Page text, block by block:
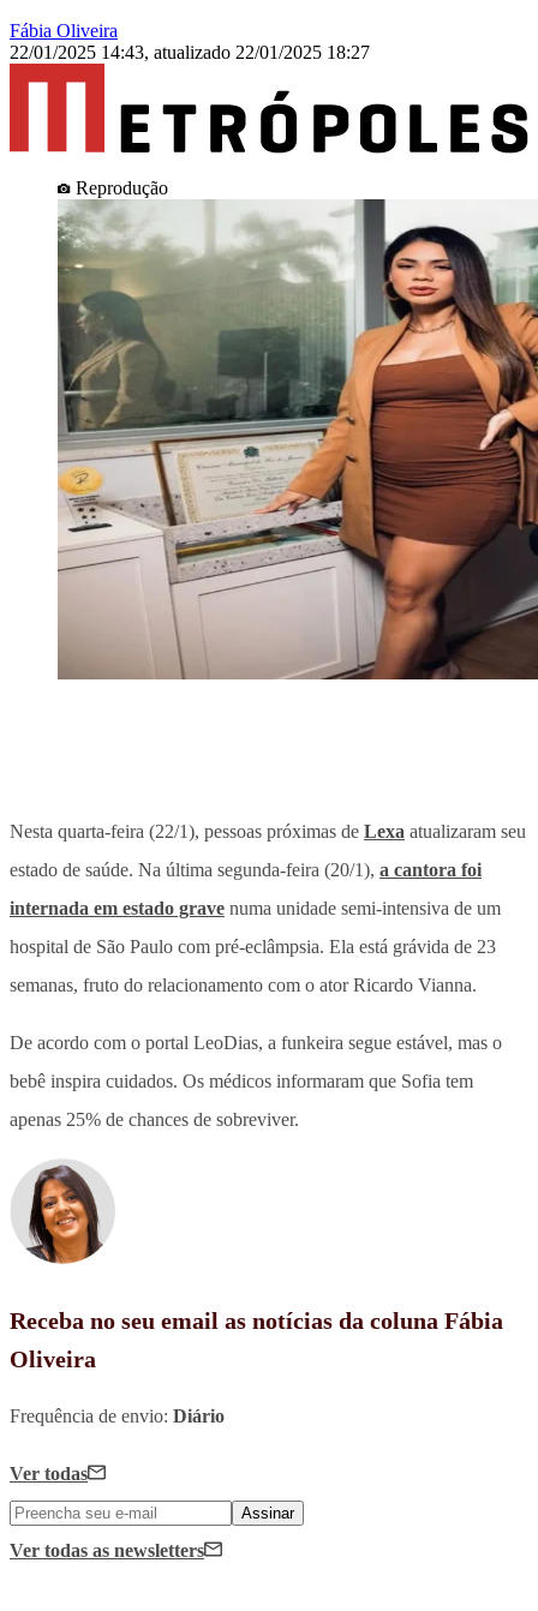
Fábia Oliveira
22/01/2025 14:43, atualizado 22/01/2025 18:27
Reprodução
Nesta quarta-feira (22/1), pessoas próximas de Lexa atualizaram seu
estado de saúde. Na última segunda-feira (20/1), a cantora foi
internada em estado grave numa unidade semi-intensiva de um
hospital de São Paulo com pré-eclâmpsia. Ela está grávida de 23
semanas, fruto do relacionamento com o ator Ricardo Vianna.
De acordo com o portal LeoDias, a funkeira segue estável, mas o
bebê inspira cuidados. Os médicos informaram que Sofia tem
apenas 25% de chances de sobreviver.
Receba no seu email as notícias da coluna Fábia
Oliveira
Frequência de envio: Diário
Ver todas
Assinar
Ver todas as newsletters